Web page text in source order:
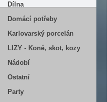
Dílna
Domácí potřeby
Karlovarský porcelán
LIZY - Koně, skot, kozy
Nádobí
Ostatní
Party